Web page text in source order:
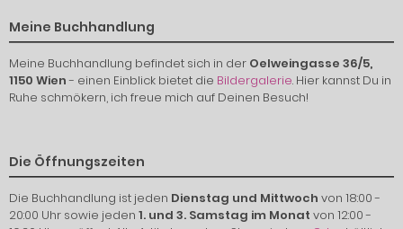
Meine Buchhandlung
Meine Buchhandlung befindet sich in der Oelweingasse 36/5,
1150 Wien- einen Einblick bietet die Bildergalerie. Hier kannst Du in
Ruhe schmökern, ich freue mich auf Deinen Besuch!
Die Öffnungszeiten
Die Buchhandlung ist jeden Dienstag und Mittwoch von 18:00 -
20:00 Uhr sowie jeden 1. und 3. Samstag im Monat von 12:00 -